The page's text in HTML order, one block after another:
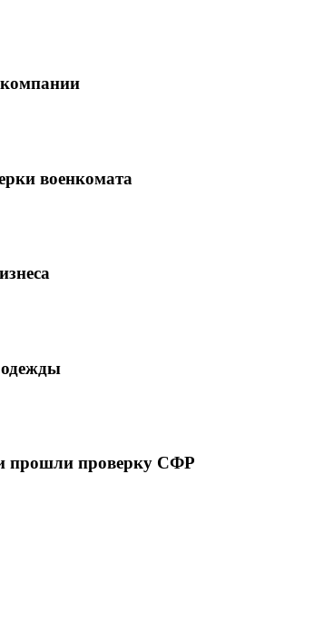
компании
военкомата
одежды
прошли проверку СФР